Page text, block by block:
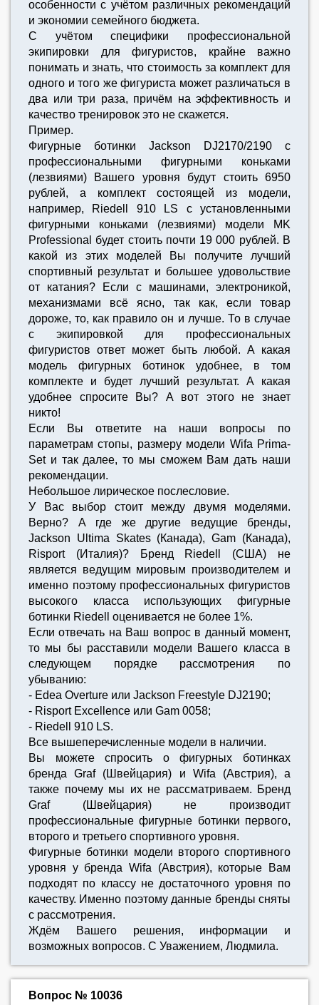
особенности с учётом различных рекомендаций
и экономии семейного бюджета.
С учётом специфики профессиональной
экипировки для фигуристов, крайне важно
понимать и знать, что стоимость за комплект для
одного и того же фигуриста может различаться в
два или три раза, причём на эффективность и
качество тренировок это не скажется.
Пример.
Фигурные ботинки Jackson DJ2170/2190 с
профессиональными фигурными коньками
(лезвиями) Вашего уровня будут стоить 6950
рублей, а комплект состоящей из модели,
например, Riedell 910 LS c установленными
фигурными коньками (лезвиями) модели MK
Professional будет стоить почти 19 000 рублей. В
какой из этих моделей Вы получите лучший
спортивный результат и большее удовольствие
от катания? Если с машинами, электроникой,
механизмами всё ясно, так как, если товар
дороже, то, как правило он и лучше. То в случае
с экипировкой для профессиональных
фигуристов ответ может быть любой. А какая
модель фигурных ботинок удобнее, в том
комплекте и будет лучший результат. А какая
удобнее спросите Вы? А вот этого не знает
никто!
Если Вы ответите на наши вопросы по
параметрам стопы, размеру модели Wifa Prima-
Set и так далее, то мы сможем Вам дать наши
рекомендации.
Небольшое лирическое послесловие.
У Вас выбор стоит между двумя моделями.
Верно? А где же другие ведущие бренды,
Jackson Ultima Skates (Канада), Gam (Канада),
Risport (Италия)? Бренд Riedell (США) не
является ведущим мировым производителем и
именно поэтому профессиональных фигуристов
высокого класса использующих фигурные
ботинки Riedell оценивается не более 1%.
Если отвечать на Ваш вопрос в данный момент,
то мы бы расставили модели Вашего класса в
следующем порядке рассмотрения по
убыванию:
- Edea Overture или Jackson Freestyle DJ2190;
- Risport Excellence или Gam 0058;
- Riedell 910 LS.
Все вышеперечисленные модели в наличии.
Вы можете спросить о фигурных ботинках
бренда Graf (Швейцария) и Wifa (Австрия), а
также почему мы их не рассматриваем. Бренд
Graf (Швейцария) не производит
профессиональные фигурные ботинки первого,
второго и третьего спортивного уровня.
Фигурные ботинки модели второго спортивного
уровня у бренда Wifa (Австрия), которые Вам
подходят по классу не достаточного уровня по
качеству. Именно поэтому данные бренды сняты
с рассмотрения.
Ждём Вашего решения, информации и
возможных вопросов. С Уважением, Людмила.
Вопрос № 10036